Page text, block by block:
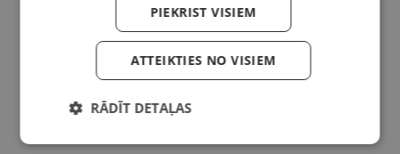
PIEKRIST VISIEM
ATTEIKTIES NO VISIEM
RĀDĪT DETAĻAS